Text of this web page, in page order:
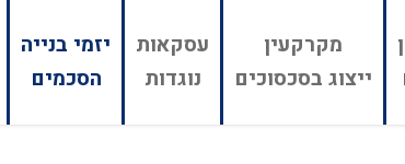
מקרקעין
ייצוג בסכסוכים
עסקאות
נוגדות
יזמי בנייה
הסכמים